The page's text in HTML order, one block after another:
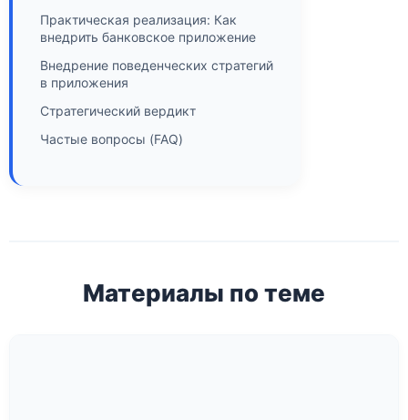
Практическая реализация: Как
внедрить банковское приложение
Внедрение поведенческих стратегий
в приложения
Стратегический вердикт
Частые вопросы (FAQ)
Материалы по теме